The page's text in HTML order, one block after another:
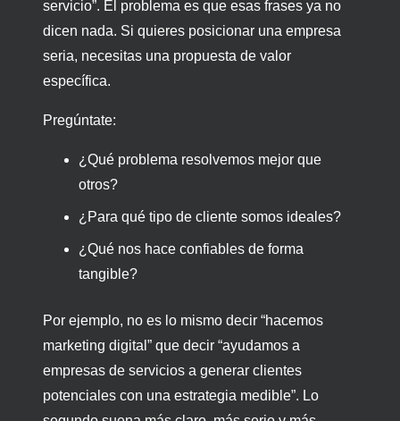
servicio”. El problema es que esas frases ya no
dicen nada. Si quieres posicionar una empresa
seria, necesitas una propuesta de valor
específica.
Pregúntate:
¿Qué problema resolvemos mejor que
otros?
¿Para qué tipo de cliente somos ideales?
¿Qué nos hace confiables de forma
tangible?
Por ejemplo, no es lo mismo decir “hacemos
marketing digital” que decir “ayudamos a
empresas de servicios a generar clientes
potenciales con una estrategia medible”. Lo